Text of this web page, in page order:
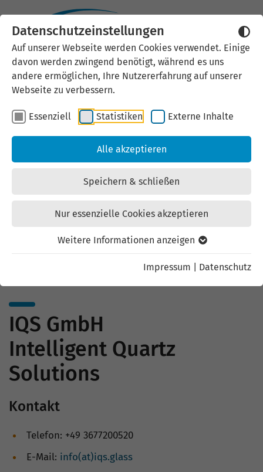
Datenschutzeinstellungen
Auf unserer Webseite werden Cookies verwendet. Einige
davon werden zwingend benötigt, während es uns
andere ermöglichen, Ihre Nutzererfahrung auf unserer
Webseite zu verbessern.
Essenziell Statistiken Externe Inhalte
Alle akzeptieren
Speichern & schließen
Nur essenzielle Cookies akzeptieren
Weitere Informationen anzeigen
Impressum Datenschutz
Externen Inhalt laden
Wir verwenden auf unserer
Website externe Inhalte, um Ihnen
zusätzliche Informationen
anzubieten. Einige externe Inhalte
(z.B. Google Maps, Youtube)
können persönliche Daten (z.B. IP-
Mit der Bestätigung erklären Sie
IQS GmbH
Intelligent Quartz
Solutions
Kontakt
Telefon: +49 3677200520
E-Mail: info(at)iqs.glass